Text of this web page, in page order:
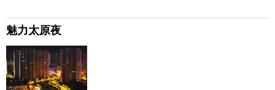
魅力太原夜